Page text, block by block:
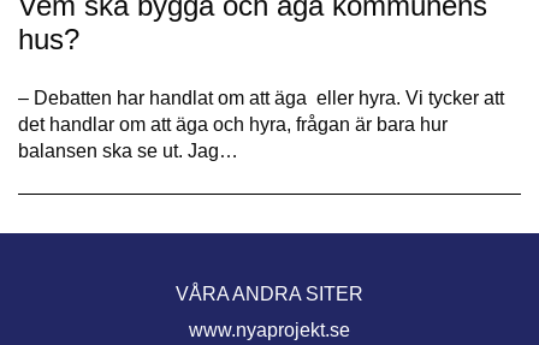
hus?
– Debatten har handlat om att äga eller hyra. Vi tycker att
det handlar om att äga och hyra, frågan är bara hur
balansen ska se ut. Jag…
VÅRA ANDRA SITER
www.nyaprojekt.se